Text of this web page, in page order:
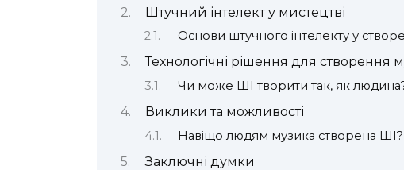
Штучний інтелект у мистецтві
Основи штучного інтелекту у
Технологічні рішення для створення
Чи може ШІ творити так, як
Виклики та можливості
Навіщо людям музика створена ШІ?
Заключні думки